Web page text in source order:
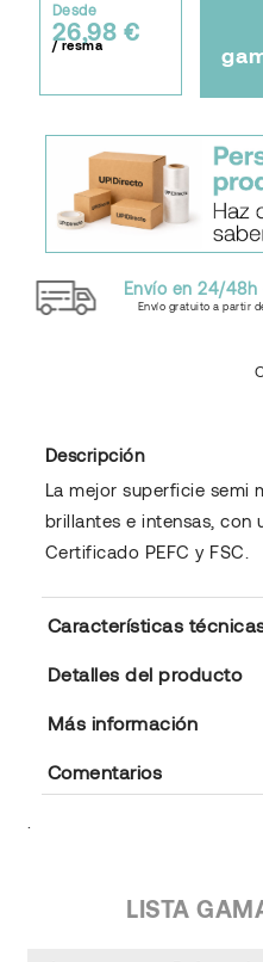
Desde
26,98 €
/ resma
Envío en 24/48h
Envío gratuito a partir
Descripción
La mejor superficie semi
brillantes e intensas, con
Certificado PEFC y FSC.
Características
Detalles del producto
Más información
Comentarios
LISTA